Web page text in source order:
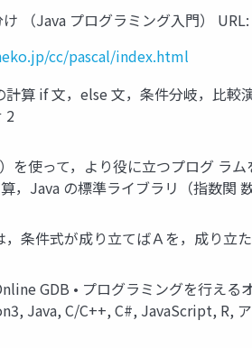
（Java プログラミング入門）
cc/pascal/index.html
算 if 文，else 文，条件分岐，比
2
を使って，より役に立つプログ ラ
，Java の標準ライブラリ（指数関
条件式が成り立てばＡを，成り立
GDB • プログラミングを行え
Java, C/C++, C#, JavaScript, R,